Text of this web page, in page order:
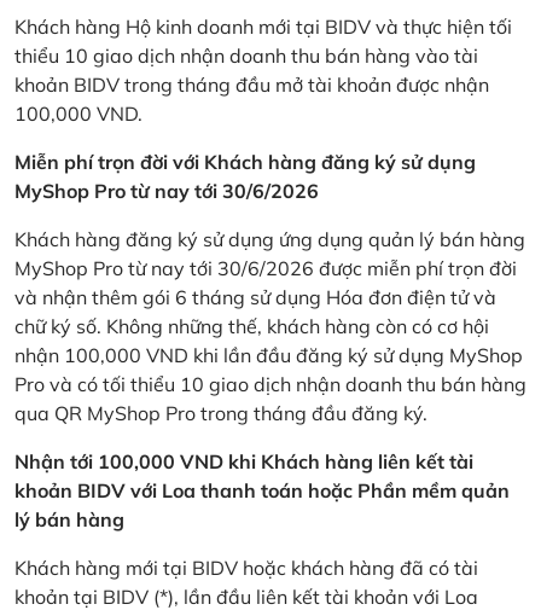
Khách hàng Hộ kinh doanh mới tại BIDV và thực hiện tối
thiểu 10 giao dịch nhận doanh thu bán hàng vào tài
khoản BIDV trong tháng đầu mở tài khoản được nhận
100,000 VND.
Miễn phí trọn đời với Khách hàng đăng ký sử dụng
MyShop Pro từ nay tới 30/6/2026
Khách hàng đăng ký sử dụng ứng dụng quản lý bán hàng
MyShop Pro từ nay tới 30/6/2026 được miễn phí trọn đời
và nhận thêm gói 6 tháng sử dụng Hóa đơn điện tử và
chữ ký số. Không những thế, khách hàng còn có cơ hội
nhận 100,000 VND khi lần đầu đăng ký sử dụng MyShop
Pro và có tối thiểu 10 giao dịch nhận doanh thu bán hàng
qua QR MyShop Pro trong tháng đầu đăng ký.
Nhận tới 100,000 VND khi Khách hàng liên kết tài
khoản BIDV với Loa thanh toán hoặc Phần mềm quản
lý bán hàng
Khách hàng mới tại BIDV hoặc khách hàng đã có tài
khoản tại BIDV (*), lần đầu liên kết tài khoản với Loa